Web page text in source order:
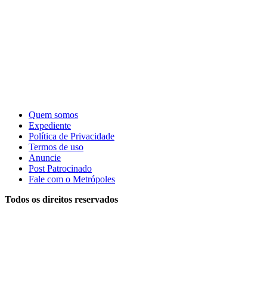
Quem somos
Expediente
Política de Privacidade
Termos de uso
Anuncie
Post Patrocinado
Fale com o Metrópoles
Todos os direitos reservados